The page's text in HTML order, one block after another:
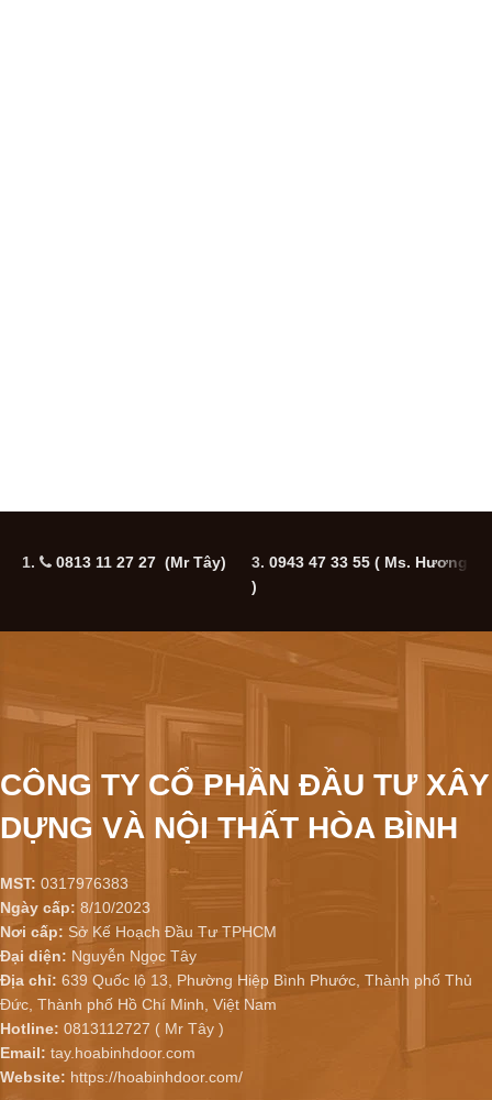
1. 0813 11 27 27 (Mr Tây) 3. 0943 47 33 55 ( Ms. Hương
)
CÔNG TY CỔ PHẦN ĐẦU TƯ XÂY
DỰNG VÀ NỘI THẤT HÒA BÌNH
MST: 0317976383
Ngày cấp: 8/10/2023
Nơi cấp: Sở Kế Hoạch Đầu Tư TPHCM
Đại diện: Nguyễn Ngọc Tây
Địa chỉ: 639 Quốc lộ 13, Phường Hiệp Bình Phước, Thành phố Thủ
Đức, Thành phố Hồ Chí Minh, Việt Nam
Hotline: 0813112727 ( Mr Tây )
Email: tay.hoabinhdoor.com
Website: https://hoabinhdoor.com/